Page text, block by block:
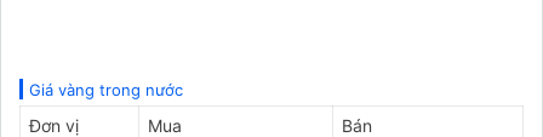
Giá vàng trong nước
Đơn vị Mua Bán